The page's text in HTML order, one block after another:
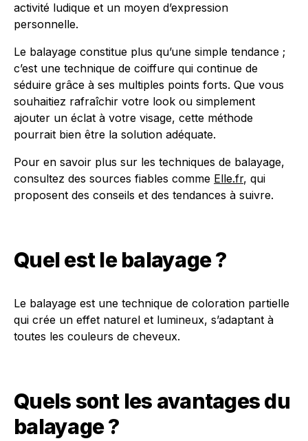
activité ludique et un moyen d’expression
personnelle.
Le balayage constitue plus qu’une simple tendance ;
c’est une technique de coiffure qui continue de
séduire grâce à ses multiples points forts. Que vous
souhaitiez rafraîchir votre look ou simplement
ajouter un éclat à votre visage, cette méthode
pourrait bien être la solution adéquate.
Pour en savoir plus sur les techniques de balayage,
consultez des sources fiables comme Elle.fr, qui
proposent des conseils et des tendances à suivre.
Quel est le balayage ?
Le balayage est une technique de coloration partielle
qui crée un effet naturel et lumineux, s’adaptant à
toutes les couleurs de cheveux.
Quels sont les avantages du
balayage ?